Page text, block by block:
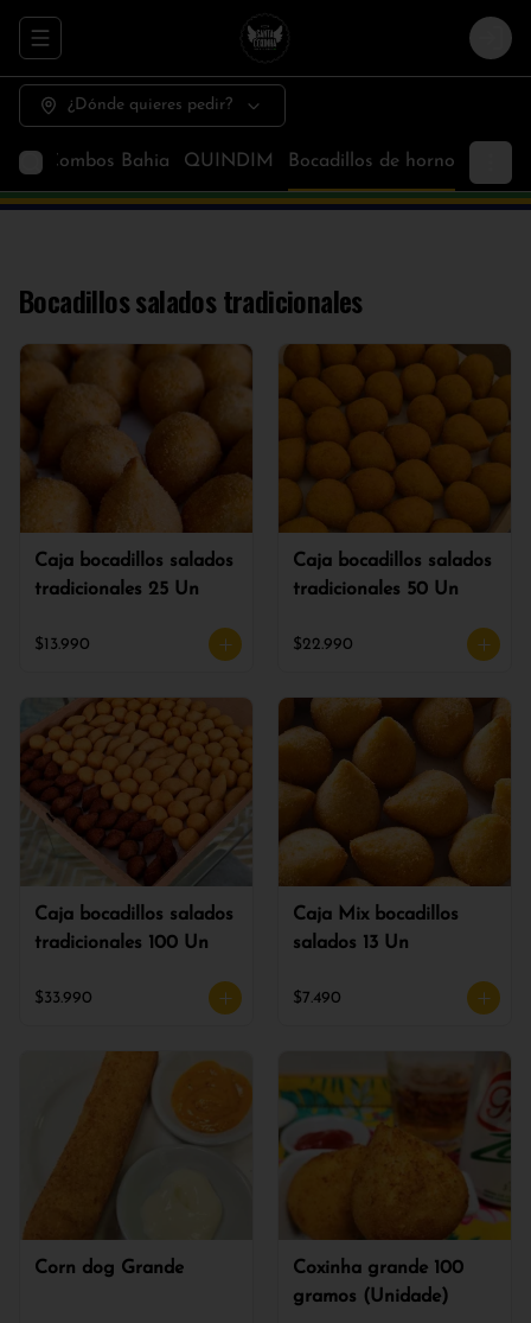
Abrir menu de navegación
¿Dónde quieres pedir?
Combos Bahia QUINDIM Bocadillos de horno
Bocadillos salados tradicionales
Caja bocadillos salados
tradicionales 25 Un
$13.990
Caja bocadillos salados
tradicionales 50 Un
$22.990
Caja bocadillos salados
tradicionales 100 Un
$33.990
Caja Mix bocadillos
salados 13 Un
$7.490
Corn dog Grande
Coxinha grande 100
gramos (Unidade)